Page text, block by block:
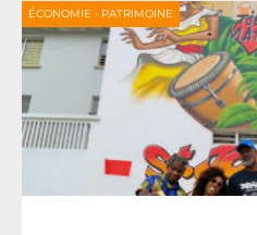
ÉCONOMIE • PATRIMOINE